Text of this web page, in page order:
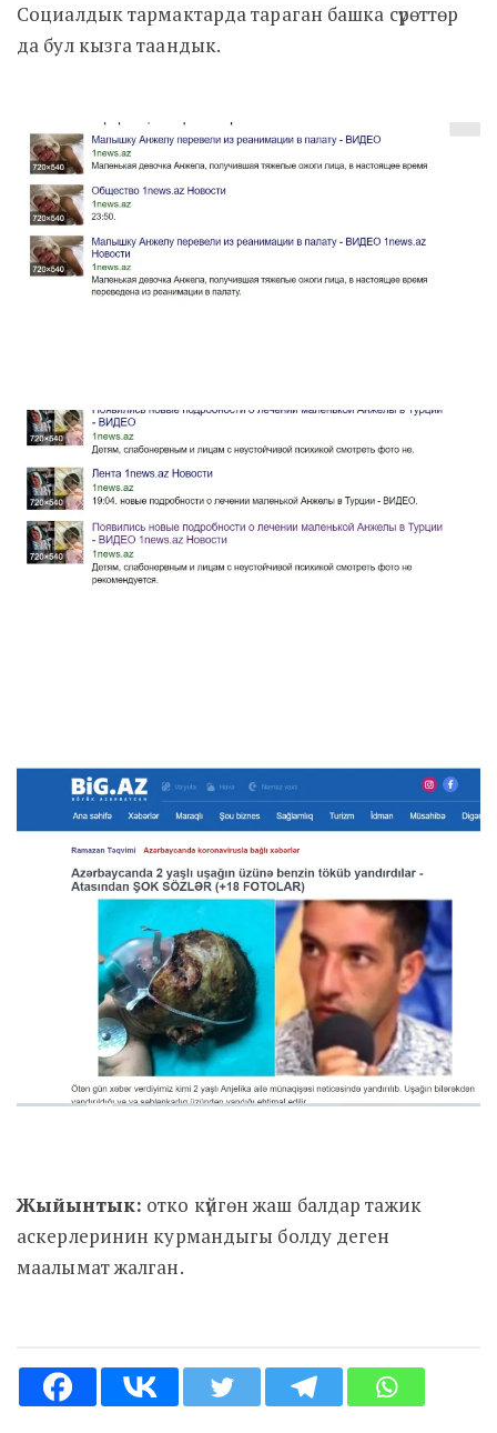
Социалдык тармактарда тараган башка сүрөттөр
да бул кызга таандык.
Жыйынтык: отко күйгөн жаш балдар тажик
аскерлеринин курмандыгы болду деген
маалымат жалган.